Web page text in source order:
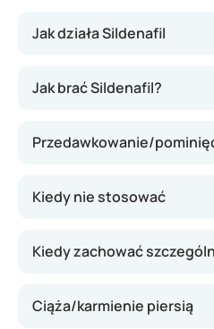
Jak działa Sildenafil
Sildenafil rozluźnia
Jak brać Sildenafil?
Przedawkowanie/
Kiedy nie stosować
Kiedy zachować
Ciąża/karmienie piersią